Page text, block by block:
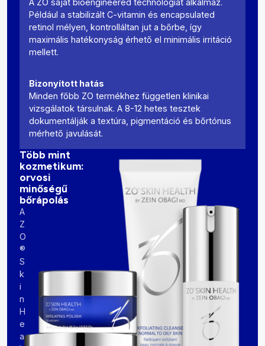
Például a stabilizált C-vitamin és encapsulated
retinol mélyen, kontrolláltan jut a bőrbe, így
maximális hatékonyság érhető el minimális irritáció
mellett.
Bizonyított hatás
Minden főbb ZO termékhez független klinikai
vizsgálatok társulnak. A 8-12 hetes tesztek
dokumentálják a textúra, pigmentáció és bőrtónus
mérhető javulását.
Több mint
kozmetikum:
orvosi
minőségű
bőrápolás
A
Z
O
®
S
k
i
n
H
e
a